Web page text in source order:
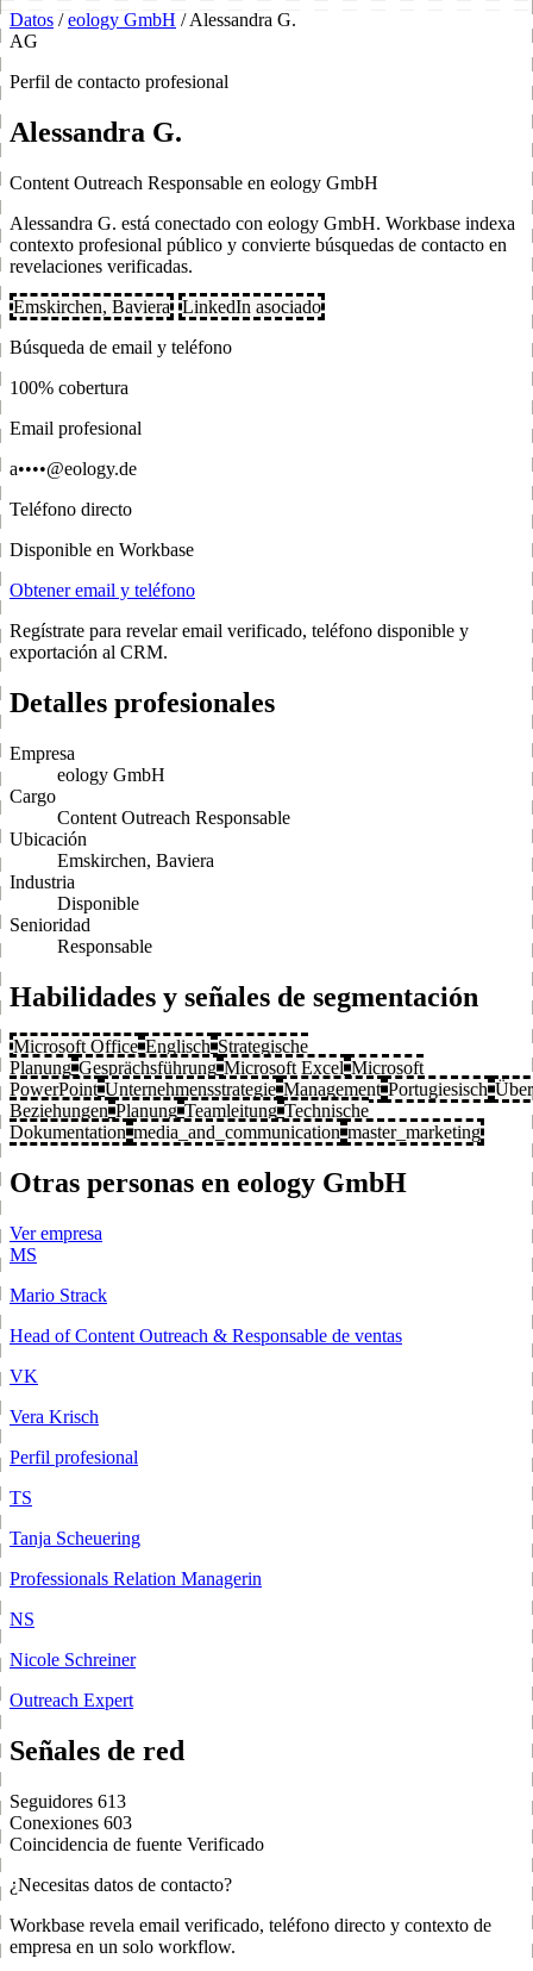
Datos / eology GmbH / Alessandra G.
AG
Perfil de contacto profesional
Alessandra G.
Content Outreach Responsable en eology GmbH
Alessandra G. está conectado con eology GmbH. Workbase indexa
contexto profesional público y convierte búsquedas de contacto en
revelaciones verificadas.
Emskirchen, Baviera
LinkedIn asociado
Búsqueda de email y teléfono
100% cobertura
Email profesional
a••••@eology.de
Teléfono directo
Disponible en Workbase
Obtener email y teléfono
Regístrate para revelar email verificado, teléfono disponible y
exportación al CRM.
Detalles profesionales
Empresa
eology GmbH
Cargo
Content Outreach Responsable
Ubicación
Emskirchen, Baviera
Industria
Disponible
Senioridad
Responsable
Habilidades y señales de segmentación
Microsoft Office Englisch Strategische
Planung Gesprächsführung Microsoft Excel Microsoft
PowerPoint Unternehmensstrategie Management Portugiesisch
Beziehungen Planung Teamleitung Technische
Dokumentation media_and_communication master_marketing
Otras personas en eology GmbH
Ver empresa
MS
Mario Strack
Head of Content Outreach & Responsable de ventas
VK
Vera Krisch
Perfil profesional
TS
Tanja Scheuering
Professionals Relation Managerin
NS
Nicole Schreiner
Outreach Expert
Señales de red
Seguidores 613
Conexiones 603
Coincidencia de fuente Verificado
¿Necesitas datos de contacto?
Workbase revela email verificado, teléfono directo y contexto de
empresa en un solo workflow.